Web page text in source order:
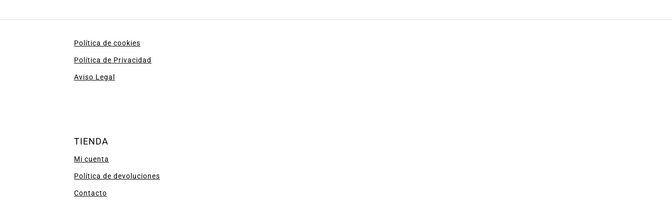
Política de cookies
Política de Privacidad
Aviso Legal
TIENDA
Mi cuenta
Política de devoluciones
Contacto